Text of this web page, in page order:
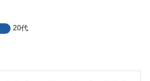
20代